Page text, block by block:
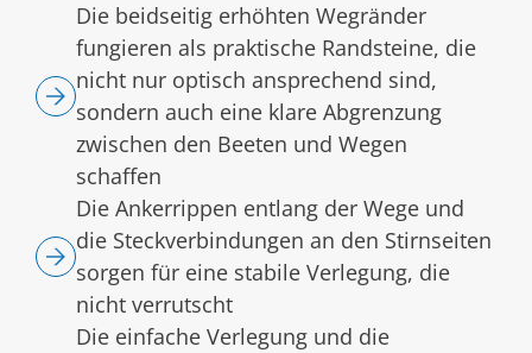
Die beidseitig erhöhten Wegränder
fungieren als praktische Randsteine, die
nicht nur optisch ansprechend sind,
sondern auch eine klare Abgrenzung
zwischen den Beeten und Wegen
schaffen
Die Ankerrippen entlang der Wege und
die Steckverbindungen an den Stirnseiten
sorgen für eine stabile Verlegung, die
nicht verrutscht
Die einfache Verlegung und die